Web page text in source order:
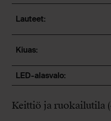
Lauteet:
Kiuas:
LED-alasvalo:
Keittiö ja ruokailutila